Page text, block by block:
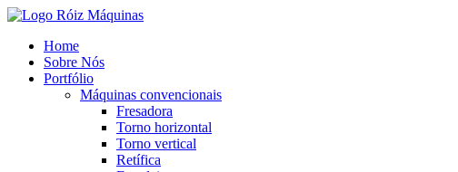
Ir
conteúdo
Home
Sobre Nós
Portfólio
Máquinas convencionais
Fresadora
Torno horizontal
Torno vertical
Retífica